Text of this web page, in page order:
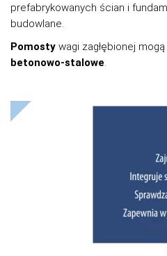
prefabrykowanych ścian i
budowlane.
Pomosty wagi zagłębionej
betonowo-stalowe